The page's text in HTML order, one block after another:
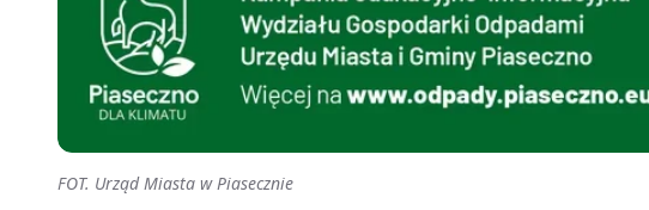
FOT. Urząd Miasta w Piasecznie